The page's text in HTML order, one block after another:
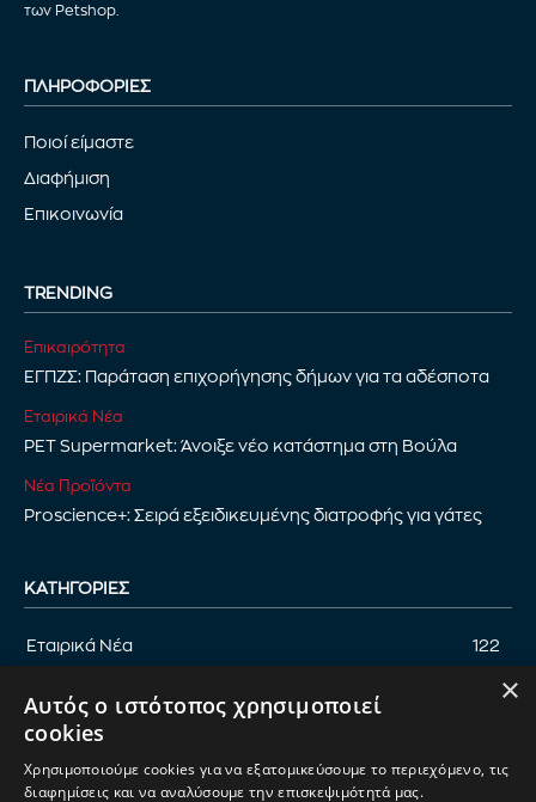
των Petshop.
ΠΛΗΡΟΦΟΡΙΕΣ
Ποιοί είμαστε
Διαφήμιση
Επικοινωνία
TRENDING
Επικαιρότητα
ΕΓΠΖΣ: Παράταση επιχορήγησης δήμων για τα αδέσποτα
Εταιρικά Νέα
PET Supermarket: Άνοιξε νέο κατάστημα στη Βούλα
Νέα Προϊόντα
Proscience+: Σειρά εξειδικευμένης διατροφής για γάτες
ΚΑΤΗΓΟΡΊΕΣ
Εταιρικά Νέα 122
Αφιέρωμα
Νέα Προϊόντα
×
Αυτός ο ιστότοπος χρησιμοποιεί
cookies
Χρησιμοποιούμε cookies για να εξατομικεύσουμε το περιεχόμενο, τις
διαφημίσεις και να αναλύσουμε την επισκεψιμότητά μας.